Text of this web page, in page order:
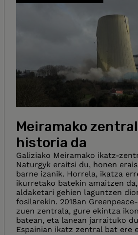
Meiramako
historia da
Galiziako Meiramako ikatz-
Naturgyk eraitsi du, honen
barne izanik. Horrela, ikatza
ikurretako batekin amaitzen
aldaketari gehien laguntzen
fosilarekin. 2018an
zuen zentrala, gure ekintza
batean, eta lanean jarraituko
Espainian ikatz zentral bat ere